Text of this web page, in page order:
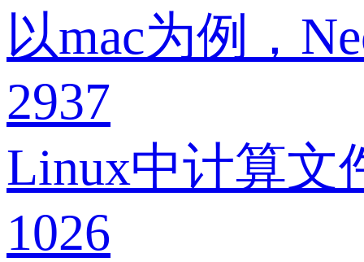
以mac为例，
2937
Linux中计算文
1026